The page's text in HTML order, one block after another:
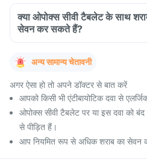
क्या ओपोक्स सीवी टैबलेट के साथ
सेवन कर सकते हैं?
अन्य सामान्य चेतावनी
अगर ऐसा हो तो अपने डॉक्टर से बात करें
आपको किसी भी एंटीबायोटिक दवा से
ओपोक्स सीवी टैबलेट पर या इस दवा को
से पीड़ित हैं।
आप नियमित रूप से अधिक शराब का सेवन